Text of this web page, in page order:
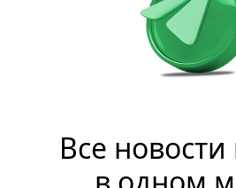
Все
должны будут направлять
с детальным описанием
включая финансовые
механизмы обеспечения
Хилл также сообщил, что
месяцы FDIC планирует